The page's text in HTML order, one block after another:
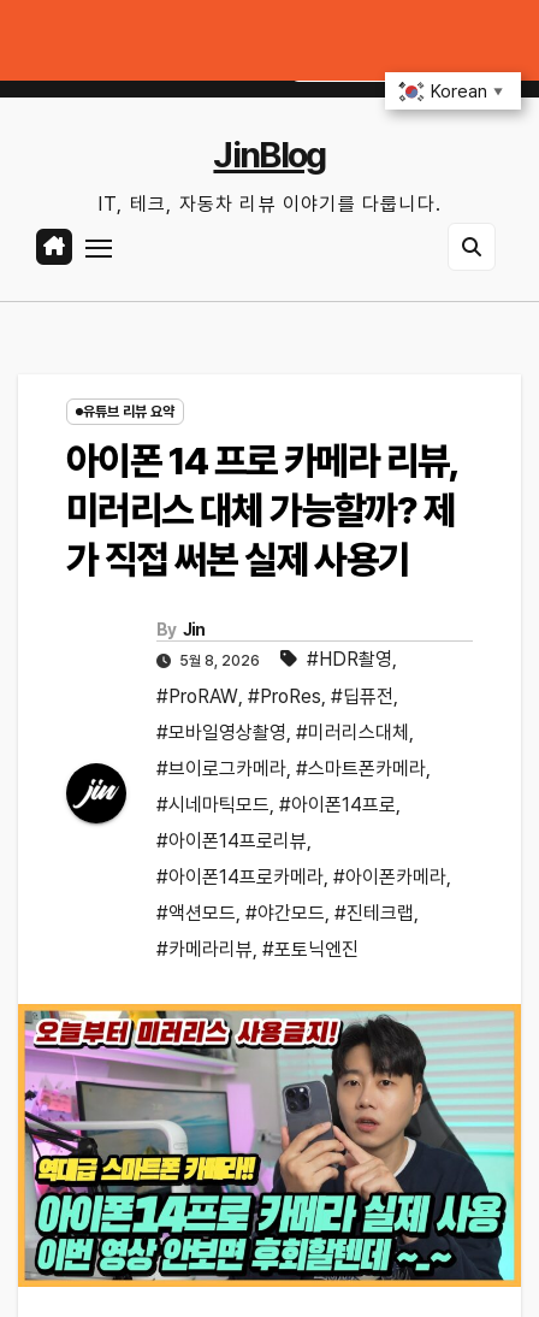
content
JinBlog
IT, 테크, 자동차 리뷰 이야기를 다룹니다.
유튜브 리뷰 요약
아이폰 14 프로 카메라 리뷰,
미러리스 대체 가능할까? 제
가 직접 써본 실제 사용기
By Jin
5월 8, 2026 #HDR촬영,
#ProRAW, #ProRes, #딥퓨전,
#모바일영상촬영, #미러리스대체 ,
#브이로그카메라, #스마트폰카메라,
#시네마틱모드, #아이폰14프로,
#아이폰14프로리뷰,
#아이폰14프로카메라, #아이폰카메라,
#액션모드, #야간모드, #진테크랩,
#카메라리뷰, #포토닉엔진
Korean ▼